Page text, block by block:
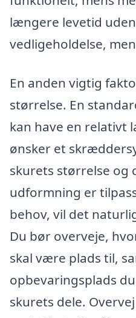
længere levetid
vedligeholdelse,
En anden vigtig
størrelse. En
kan have en relativt
ønsker et
skurets størrelse og
udformning er
behov, vil det
Du bør overveje,
skal være plads til,
opbevaringsplads
skurets dele.